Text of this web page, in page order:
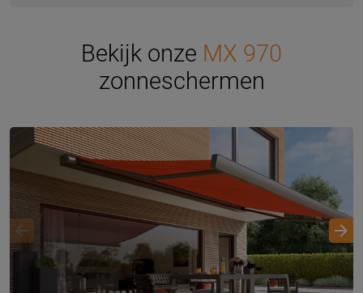
Bekijk onze MX 970
zonneschermen